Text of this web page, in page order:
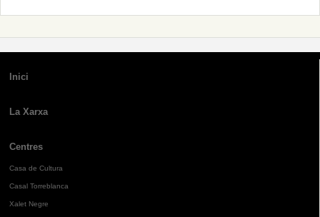
Inici
La Xarxa
Centres
Casa de Cultura
Casal Torreblanca
Xalet Negre